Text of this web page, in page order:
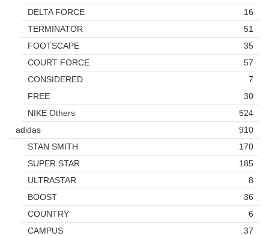
DELTA FORCE
16
TERMINATOR
51
FOOTSCAPE
35
COURT FORCE
57
CONSIDERED
7
FREE
30
NIKE Others
524
adidas
910
STAN SMITH
170
SUPER STAR
185
ULTRASTAR
8
BOOST
36
COUNTRY
6
CAMPUS
37